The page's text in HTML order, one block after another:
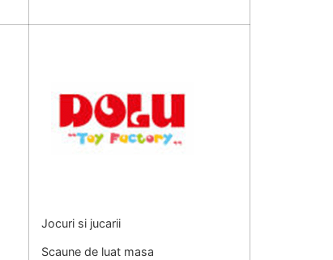
Jocuri si jucarii
Scaune de luat masa